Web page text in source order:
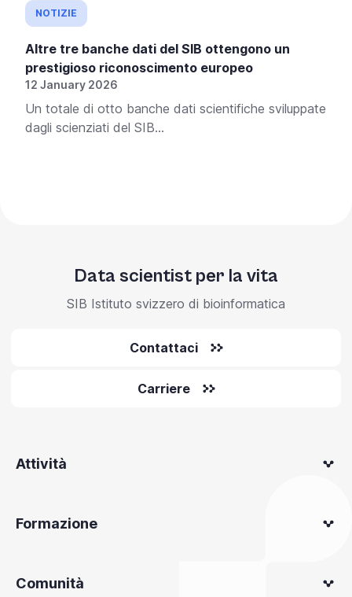
NOTIZIE
Altre tre banche dati del SIB ottengono un
prestigioso riconoscimento europeo
12 January 2026
Un totale di otto banche dati scientifiche sviluppate
dagli scienziati del SIB...
Data scientist per la vita
SIB Istituto svizzero di bioinformatica
Contattaci
Carriere
Attività
Formazione
Comunità